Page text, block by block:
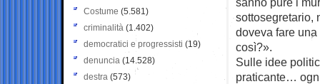
sottosegretario,
doveva fare
così?».
Sulle idee
praticante…
Costume (5.581)
criminalità (1.402)
democratici e progressisti (19)
denuncia (14.528)
destra (573)